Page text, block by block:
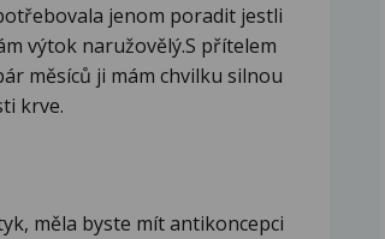
jenom poradit jestli
výtok naružovělý.S přítelem
měsíců ji mám chvilku silnou
krve.
měla byste mít antikoncepci